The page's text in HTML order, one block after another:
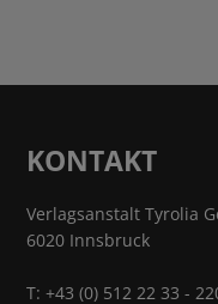
KONTAKT
Verlagsanstalt Tyrolia
6020 Innsbruck
T:+43 (0) 512 22 33 -